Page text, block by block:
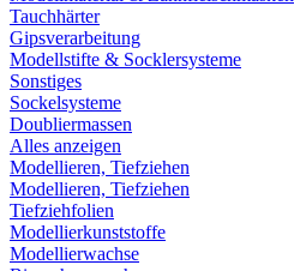
Tauchhärter
Gipsverarbeitung
Modellstifte & Socklersysteme
Sonstiges
Sockelsysteme
Doubliermassen
Alles anzeigen
Modellieren, Tiefziehen
Modellieren, Tiefziehen
Tiefziehfolien
Modellierkunststoffe
Modellierwachse